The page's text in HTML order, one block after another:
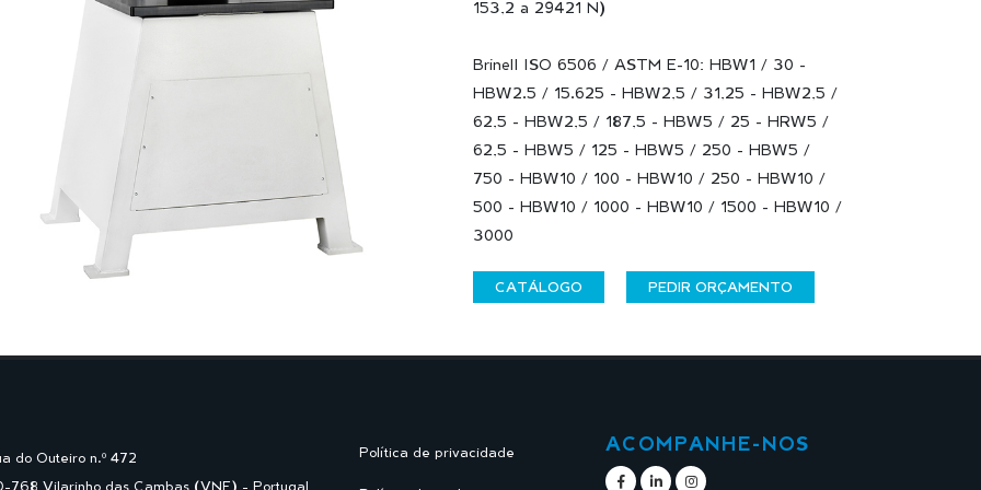
153,2 a 29421 N)
Brinell ISO 6506 / ASTM E-10: HBW1 / 30 -
HBW2.5 / 15.625 - HBW2,5 / 31,25 - HBW2,5 /
62,5 - HBW2,5 / 187,5 - HBW5 / 25 - HRW5 /
62,5 - HBW5 / 125 - HBW5 / 250 - HBW5 /
750 - HBW10 / 100 - HBW10 / 250 - HBW10 /
500 - HBW10 / 1000 - HBW10 / 1500 - HBW10 /
3000
CATÁLOGO PEDIR ORÇAMENTO
do Outeiro n.º 472
768 Vilarinho das Cambas (VNF) - Portugal
Política de privacidade ACOMPANHE-NOS